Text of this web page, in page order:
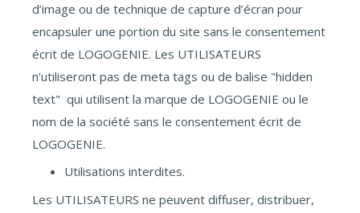
d’image ou de technique de capture d’écran pour
encapsuler une portion du site sans le consentement
écrit de LOGOGENIE. Les UTILISATEURS
n’utiliseront pas de meta tags ou de balise "hidden
text" qui utilisent la marque de LOGOGENIE ou le
nom de la société sans le consentement écrit de
LOGOGENIE.
Utilisations interdites.
Les UTILISATEURS ne peuvent diffuser, distribuer,